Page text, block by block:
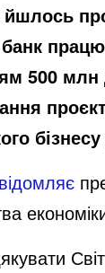
йшлось
500 млн